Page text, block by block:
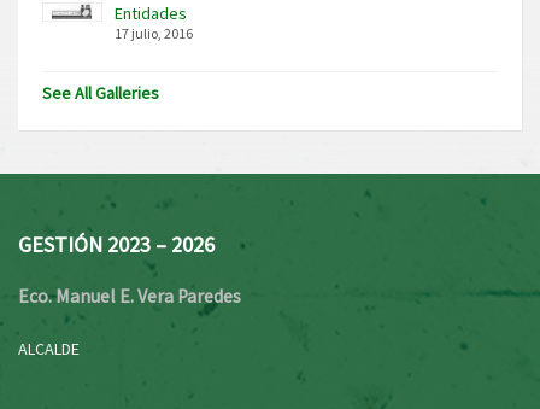
Entidades
17 julio, 2016
See All Galleries
GESTIÓN 2023 – 2026
Eco. Manuel E. Vera Paredes
ALCALDE